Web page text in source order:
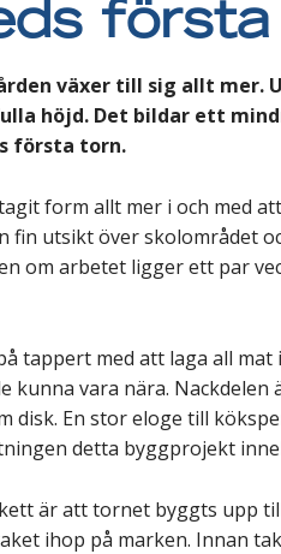
växer till sig allt mer.
höjd. Det bildar ett
första torn.
form allt mer i och med
fin utsikt över skolområdet
om arbetet ligger ett par
tappert med att laga all
kunna vara nära. Nackdelen
disk. En stor eloge till
detta byggprojekt
är att tornet byggts upp
ihop på marken. Innan